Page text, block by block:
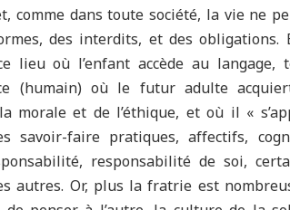
comme dans toute société, la vie ne
des interdits, et des
lieu où l’enfant accède au
(humain) où le futur adulte
morale et de l’éthique, et où il «
savoir-faire pratiques, affectifs,
responsabilité de soi,
autres. Or, plus la fratrie est